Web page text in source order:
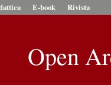
E-book Rivista
Open